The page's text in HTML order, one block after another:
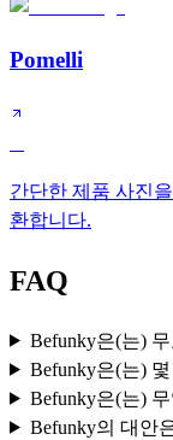
Pomelli
간단한 제품 사진
환합니다.
FAQ
Befunky은(는)
Befunky은(는)
Befunky은(는)
Befunky의 대안